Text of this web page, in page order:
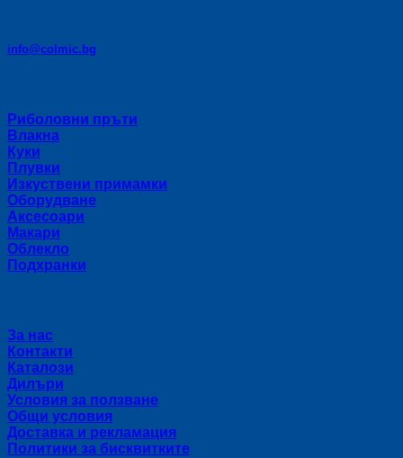
info@colmic.bg
Риболовни пръти
Влакна
Куки
Плувки
Изкуствени примамки
Оборудване
Аксесоари
Макари
Облекло
Подхранки
За нас
Контакти
Каталози
Дилъри
Условия за ползване
Общи условия
Доставка и рекламация
Политики за бисквитките